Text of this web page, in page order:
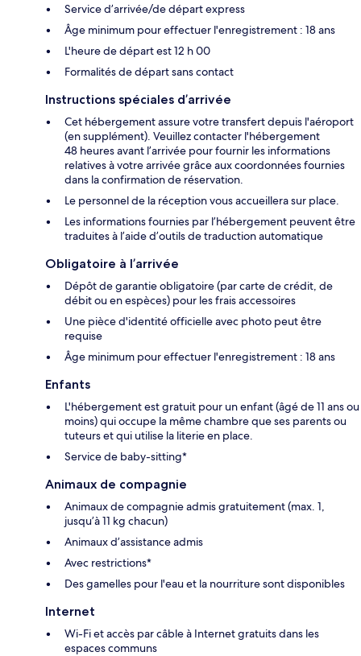
Service d’arrivée/de départ express
Âge minimum pour effectuer l'enregistrement : 18 ans
L'heure de départ est 12 h 00
Formalités de départ sans contact
Instructions spéciales d’arrivée
Cet hébergement assure votre transfert depuis l'aéroport
(en supplément). Veuillez contacter l'hébergement
48 heures avant l’arrivée pour fournir les informations
relatives à votre arrivée grâce aux coordonnées fournies
dans la confirmation de réservation.
Le personnel de la réception vous accueillera sur place.
Les informations fournies par l’hébergement peuvent être
traduites à l’aide d’outils de traduction automatique
Obligatoire à l’arrivée
Dépôt de garantie obligatoire (par carte de crédit, de
débit ou en espèces) pour les frais accessoires
Une pièce d'identité officielle avec photo peut être
requise
Âge minimum pour effectuer l'enregistrement : 18 ans
Enfants
L'hébergement est gratuit pour un enfant (âgé de 11 ans ou
moins) qui occupe la même chambre que ses parents ou
tuteurs et qui utilise la literie en place.
Service de baby-sitting*
Animaux de compagnie
Animaux de compagnie admis gratuitement (max. 1,
jusqu’à 11 kg chacun)
Animaux d’assistance admis
Avec restrictions*
Des gamelles pour l'eau et la nourriture sont disponibles
Internet
Wi-Fi et accès par câble à Internet gratuits dans les
espaces communs